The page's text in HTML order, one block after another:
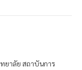
ทยาลัย สถาบันการ